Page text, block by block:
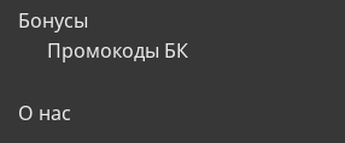
Бонусы
Промокоды БК
О нас